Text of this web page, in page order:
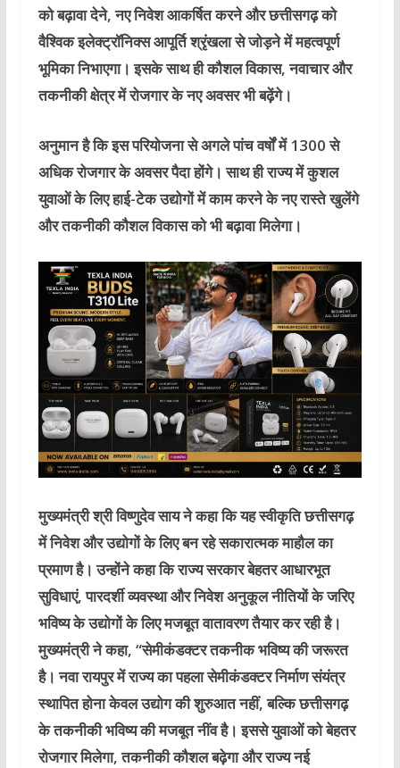
को बढ़ावा देने, नए निवेश आकर्षित करने और छत्तीसगढ़ को
वैश्विक इलेक्ट्रॉनिक्स आपूर्ति श्रृंखला से जोड़ने में महत्वपूर्ण
भूमिका निभाएगा। इसके साथ ही कौशल विकास, नवाचार और
तकनीकी क्षेत्र में रोजगार के नए अवसर भी बढ़ेंगे।
अनुमान है कि इस परियोजना से अगले पांच वर्षों में 1300 से
अधिक रोजगार के अवसर पैदा होंगे। साथ ही राज्य में कुशल
युवाओं के लिए हाई-टेक उद्योगों में काम करने के नए रास्ते खुलेंगे
और तकनीकी कौशल विकास को भी बढ़ावा मिलेगा।
मुख्यमंत्री श्री विष्णुदेव साय ने कहा कि यह स्वीकृति छत्तीसगढ़
में निवेश और उद्योगों के लिए बन रहे सकारात्मक माहौल का
प्रमाण है। उन्होंने कहा कि राज्य सरकार बेहतर आधारभूत
सुविधाएं, पारदर्शी व्यवस्था और निवेश अनुकूल नीतियों के जरिए
भविष्य के उद्योगों के लिए मजबूत वातावरण तैयार कर रही है।
मुख्यमंत्री ने कहा, “सेमीकंडक्टर तकनीक भविष्य की जरूरत
है। नवा रायपुर में राज्य का पहला सेमीकंडक्टर निर्माण संयंत्र
स्थापित होना केवल उद्योग की शुरुआत नहीं, बल्कि छत्तीसगढ़
के तकनीकी भविष्य की मजबूत नींव है। इससे युवाओं को बेहतर
रोजगार मिलेगा, तकनीकी कौशल बढ़ेगा और राज्य नई